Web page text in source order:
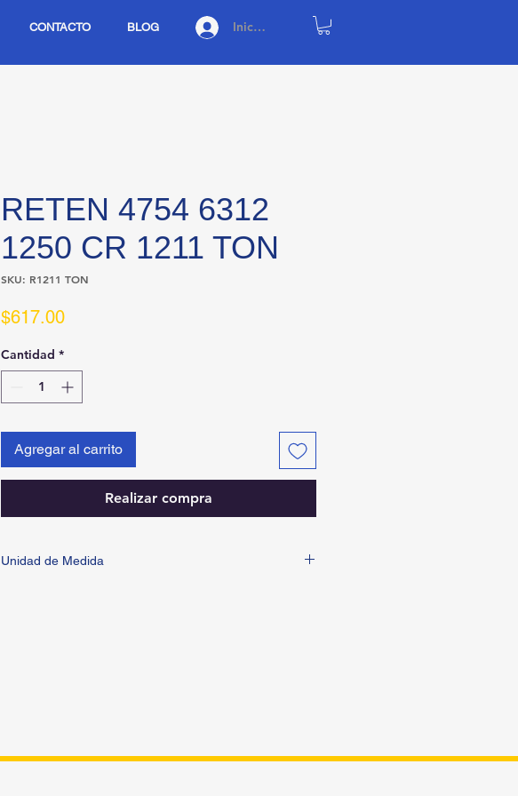
CONTACTO BLOG Iniciar sesión
RETEN 4754 6312
1250 CR 1211 TON
SKU: R1211 TON
$617.00Precio
Cantidad *
Agregar al carrito
Realizar compra
Unidad de Medida